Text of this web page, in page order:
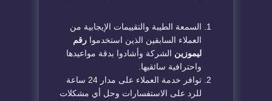
​السمعة الطيبة والتقييمات الإيجابية من
العملاء السابقين الذين استخدموا رقم
ليموزين الشركة وأشادوا بدقة مواعيدها
واحترافية سائقيها.
​توافر خدمة العملاء على مدار 24 ساعة
للرد على الاستفسارات وحل أي مشكلات